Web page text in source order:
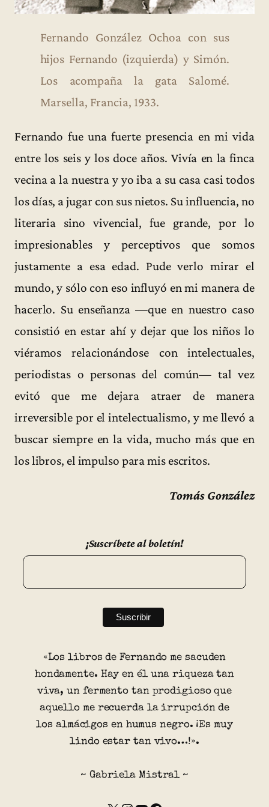
Fernando González Ochoa con sus
hijos Fernando (izquierda) y Simón.
Los acompaña la gata Salomé.
Marsella, Francia, 1933.
Fernando fue una fuerte presencia en mi vida
entre los seis y los doce años. Vivía en la finca
vecina a la nuestra y yo iba a su casa casi todos
los días, a jugar con sus nietos. Su influencia, no
literaria sino vivencial, fue grande, por lo
impresionables y perceptivos que somos
justamente a esa edad. Pude verlo mirar el
mundo, y sólo con eso influyó en mi manera de
hacerlo. Su enseñanza —que en nuestro caso
consistió en estar ahí y dejar que los niños lo
viéramos relacionándose con intelectuales,
periodistas o personas del común— tal vez
evitó que me dejara atraer de manera
irreversible por el intelectualismo, y me llevó a
buscar siempre en la vida, mucho más que en
los libros, el impulso para mis escritos.
Tomás González
¡Suscríbete al boletín!
«Los libros de Fernando me sacuden
hondamente. Hay en él una riqueza tan
viva, un fermento tan prodigioso que
aquello me recuerda la irrupción de
los almácigos en humus negro. ¡Es muy
lindo estar tan vivo…!».
~ Gabriela Mistral ~